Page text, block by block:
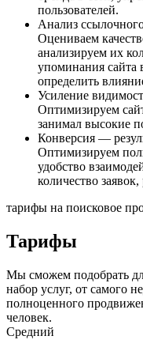
пользователей.
Анализ
Оцениваем
анализируем их
упоминания сайта
определить
Усиление
Оптимизируем
занимал высокие
Конверсия —
Оптимизируем
удобство
количество
тарифы на поисковое
Тарифы
Мы сможем подобрать
набор услуг, от самого
полноценного
человек.
Средний